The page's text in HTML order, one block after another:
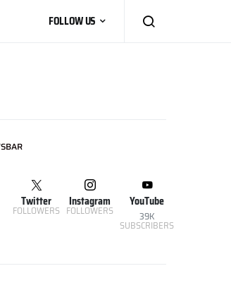
FOLLOW US
Twitter
FOLLOWERS
Instagram
FOLLOWERS
YouTube
39K
SUBSCRIBERS